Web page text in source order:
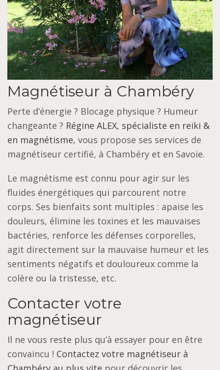
Magnétiseur à Chambéry
Perte d’énergie ? Blocage physique ? Humeur
changeante ? Régine ALEX, spécialiste en reiki &
en magnétisme, vous propose ses services de
magnétiseur certifié, à Chambéry et en Savoie.
Le magnétisme est connu pour agir sur les
fluides énergétiques qui parcourent notre
corps. Ses bienfaits sont multiples : apaise les
douleurs, élimine les toxines et les mauvaises
bactéries, renforce les défenses corporelles,
agit directement sur la mauvaise humeur et les
sentiments négatifs et douloureux comme la
colère ou la tristesse, etc.
Contacter votre
magnétiseur
Il ne vous reste plus qu’à essayer pour en être
convaincu ! Contactez votre magnétiseur à